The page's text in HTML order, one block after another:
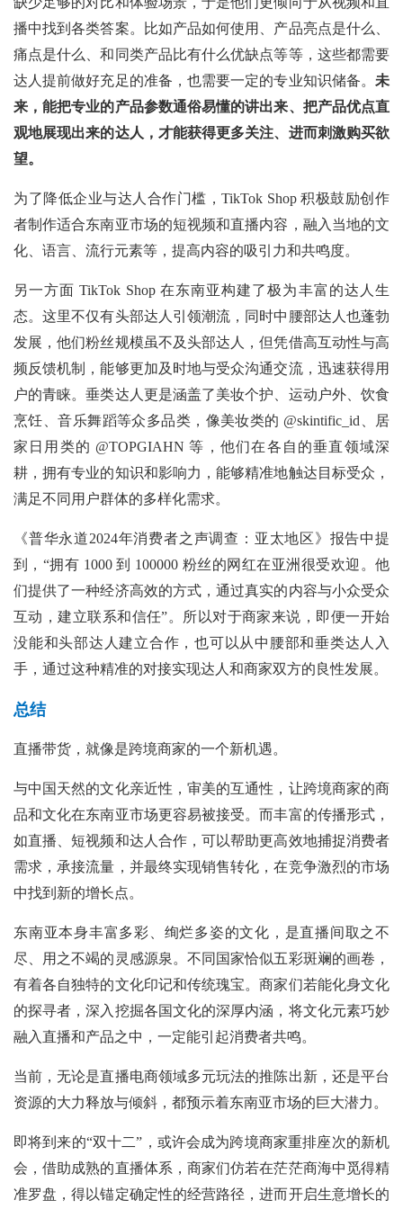
播中找到各类答案。比如产品如何使用、产品亮点是什么、
痛点是什么、和同类产品比有什么优缺点等等，这些都需要
达人提前做好充足的准备，也需要一定的专业知识储备。 未
来，能把专业的产品参数通俗易懂的讲出来、把产品优点直
观地展现出来的达人，才能获得更多关注、进而刺激购买欲
望。
为了降低企业与达人合作门槛，TikTok Shop 积极鼓励创作
者制作适合东南亚市场的短视频和直播内容，融入当地的文
化、语言、流行元素等，提高内容的吸引力和共鸣度。
另一方面 TikTok Shop 在东南亚构建了极为丰富的达人生
态。这里不仅有头部达人引领潮流，同时中腰部达人也蓬勃
发展，他们粉丝规模虽不及头部达人，但凭借高互动性与高
频反馈机制，能够更加及时地与受众沟通交流，迅速获得用
户的青睐。垂类达人更是涵盖了美妆个护、运动户外、饮食
烹饪、音乐舞蹈等众多品类，像美妆类的 @skintific_id、居
家日用类的 @TOPGIAHN 等，他们在各自的垂直领域深
耕，拥有专业的知识和影响力，能够精准地触达目标受众，
满足不同用户群体的多样化需求。
《普华永道2024年消费者之声调查：亚太地区》报告中提
到，“拥有 1000 到 100000 粉丝的网红在亚洲很受欢迎。他
们提供了一种经济高效的方式，通过真实的内容与小众受众
互动，建立联系和信任”。所以对于商家来说，即便一开始
没能和头部达人建立合作，也可以从中腰部和垂类达人入
手，通过这种精准的对接实现达人和商家双方的良性发展。
总结
直播带货，就像是跨境商家的一个新机遇。
与中国天然的文化亲近性，审美的互通性，让跨境商家的商
品和文化在东南亚市场更容易被接受。而丰富的传播形式，
如直播、短视频和达人合作，可以帮助更高效地捕捉消费者
需求，承接流量，并最终实现销售转化，在竞争激烈的市场
中找到新的增长点。
东南亚本身丰富多彩、绚烂多姿的文化，是直播间取之不
尽、用之不竭的灵感源泉。不同国家恰似五彩斑斓的画卷，
有着各自独特的文化印记和传统瑰宝。商家们若能化身文化
的探寻者，深入挖掘各国文化的深厚内涵，将文化元素巧妙
融入直播和产品之中，一定能引起消费者共鸣。
当前，无论是直播电商领域多元玩法的推陈出新，还是平台
资源的大力释放与倾斜，都预示着东南亚市场的巨大潜力。
即将到来的“双十二”，或许会成为跨境商家重排座次的新机
会，借助成熟的直播体系，商家们仿若在茫茫商海中觅得精
准罗盘，得以锚定确定性的经营路径，进而开启生意增长的